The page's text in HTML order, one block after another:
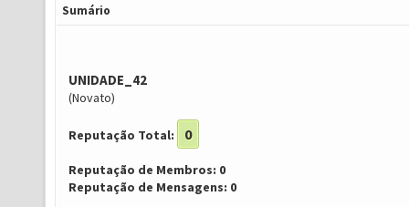
Sumário
UNIDADE_42
(Novato)
Reputação Total: 0
Reputação de Membros: 0
Reputação de Mensagens: 0